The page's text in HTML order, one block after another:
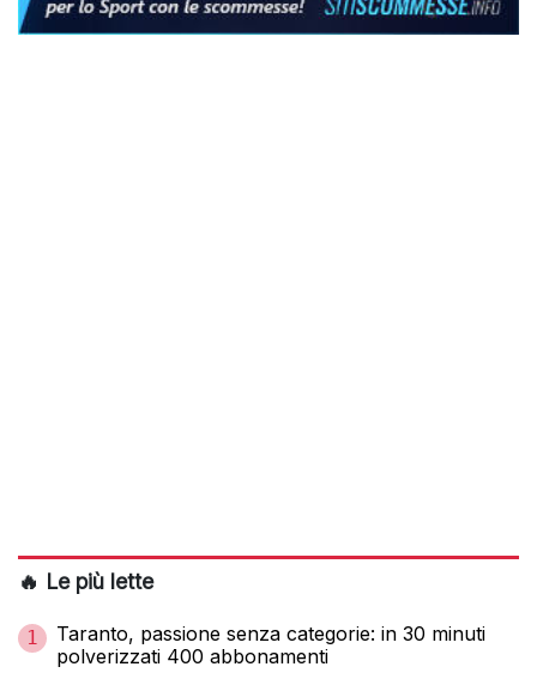
🔥 Le più lette
1
Taranto, passione senza categorie: in 30 minuti
polverizzati 400 abbonamenti